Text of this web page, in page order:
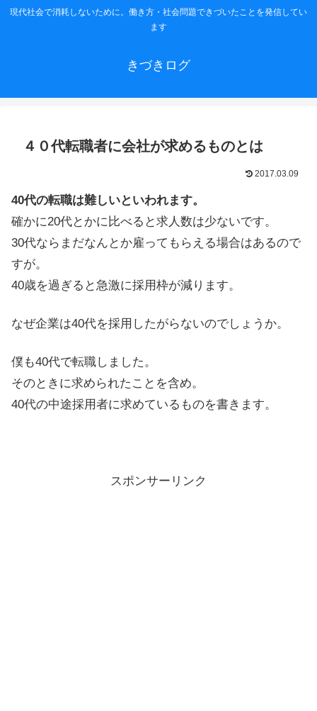
現代社会で消耗しないために。働き方・社会問題できづいたことを発信してい
ます
きづきログ
４０代転職者に会社が求めるものとは
2017.03.09
40代の転職は難しいといわれます。
確かに20代とかに比べると求人数は少ないです。
30代ならまだなんとか雇ってもらえる場合はあるので
すが。
40歳を過ぎると急激に採用枠が減ります。
なぜ企業は40代を採用したがらないのでしょうか。
僕も40代で転職しました。
そのときに求められたことを含め。
40代の中途採用者に求めているものを書きます。
スポンサーリンク